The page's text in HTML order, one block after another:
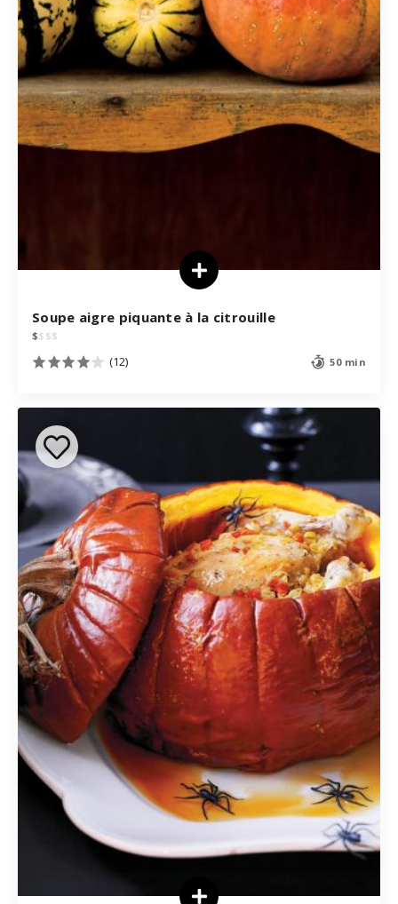
Soupe aigre piquante à la citrouille
$$ $$
(12) 50 min